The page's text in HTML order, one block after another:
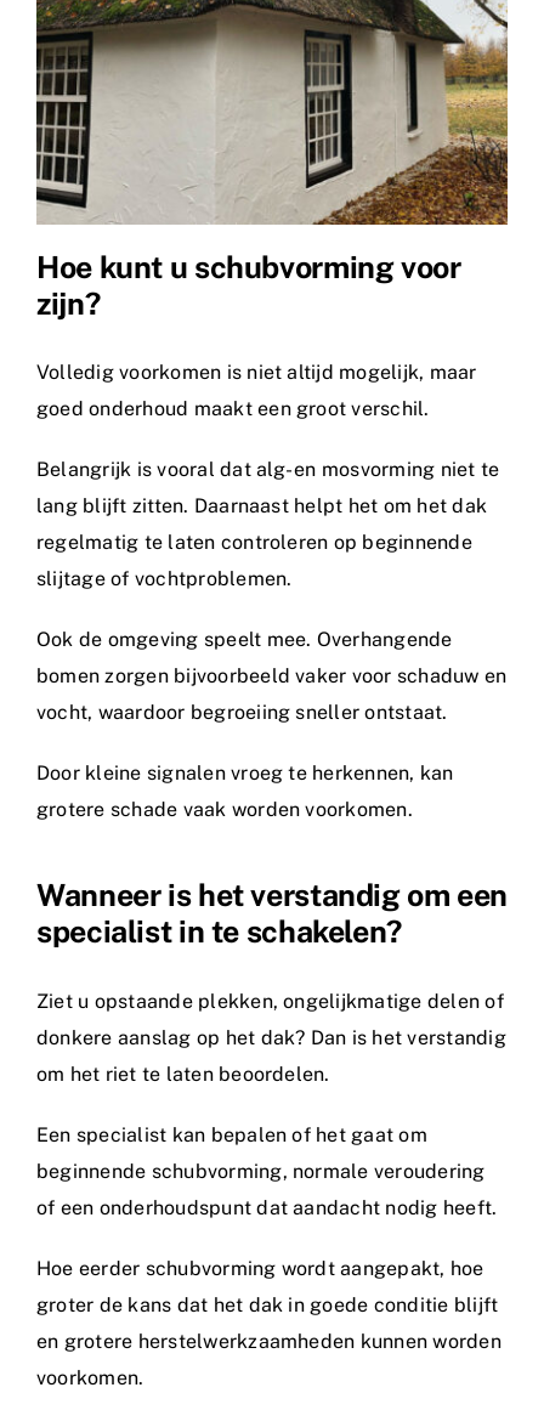
Hoe kunt u schubvorming voor
zijn?
Volledig voorkomen is niet altijd mogelijk, maar
goed onderhoud maakt een groot verschil.
Belangrijk is vooral dat alg- en mosvorming niet te
lang blijft zitten. Daarnaast helpt het om het dak
regelmatig te laten controleren op beginnende
slijtage of vochtproblemen.
Ook de omgeving speelt mee. Overhangende
bomen zorgen bijvoorbeeld vaker voor schaduw en
vocht, waardoor begroeiing sneller ontstaat.
Door kleine signalen vroeg te herkennen, kan
grotere schade vaak worden voorkomen.
Wanneer is het verstandig om een
specialist in te schakelen?
Ziet u opstaande plekken, ongelijkmatige delen of
donkere aanslag op het dak? Dan is het verstandig
om het riet te laten beoordelen.
Een specialist kan bepalen of het gaat om
beginnende schubvorming, normale veroudering
of een onderhoudspunt dat aandacht nodig heeft.
Hoe eerder schubvorming wordt aangepakt, hoe
groter de kans dat het dak in goede conditie blijft
en grotere herstelwerkzaamheden kunnen worden
voorkomen.